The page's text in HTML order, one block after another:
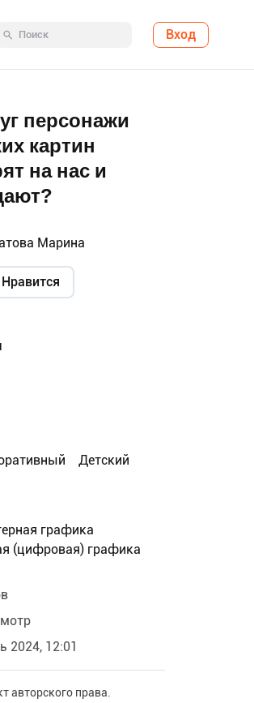
Вход
персонажи
картин
на нас и
Марина
Детский
графика
(цифровая) графика
2024, 12:01
авторского права.